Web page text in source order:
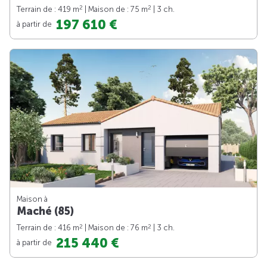
Terrain de : 419 m2 | Maison de : 75 m2
| 3 ch.
à partir de 197 610 €
Maison à
Maché (85)
Terrain de : 416 m2 | Maison de : 76 m2
| 3 ch.
à partir de 215 440 €